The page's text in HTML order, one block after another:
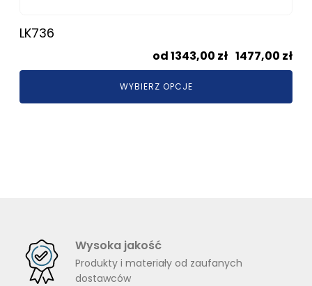
LK736
1343,00 zł 1477,00 zł
WYBIERZ OPCJE
Wysoka jakość
Produkty i materiały od zaufanych
dostawców